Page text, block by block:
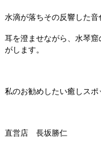
水滴が落ちその反響した音
耳を澄ませながら、水琴
がします。
私のお勧めしたい癒しスポ
直営店 長坂勝仁